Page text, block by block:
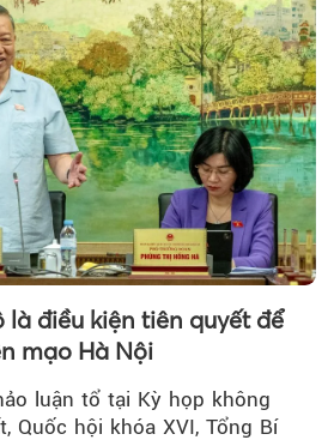
là điều kiện tiên quyết để
mạo Hà Nội
luận tổ tại Kỳ họp không
Quốc hội khóa XVI, Tổng Bí